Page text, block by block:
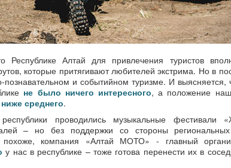
Республике Алтай для привлечения туристов
которые притягивают любителей экстрима. Но в
познавательном и событийном туризме. И
не было ничего интересного, а положение
ниже среднего.
проводились музыкальные фестивали
– но без поддержки со стороны
компания «Алтай МОТО» - главный
у нас в республике – тоже готова перенести их в